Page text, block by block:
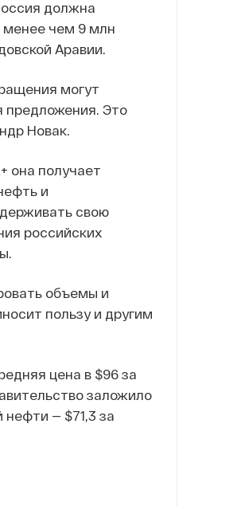
должна
менее чем 9 млн
Аравии.
могут
предложения. Это
Новак.
она получает
и
свою
российских
объемы и
пользу и другим
цена в $96 за
заложило
нефти — $71,3 за